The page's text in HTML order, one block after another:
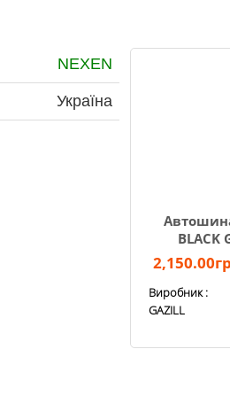
NEXEN
Україна
BLACK
185/
104/
Виробник :
GAZILL